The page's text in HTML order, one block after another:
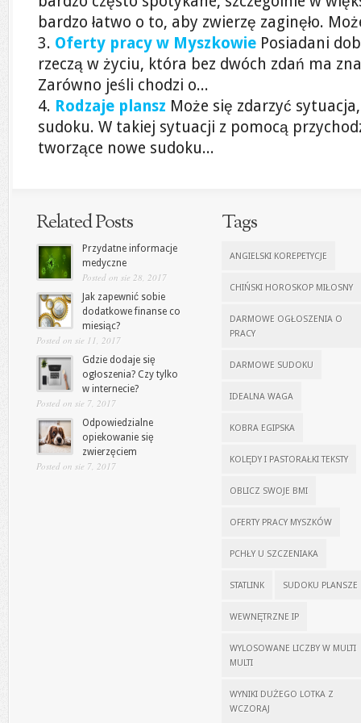
bardzo łatwo o to, aby zwierzę zaginęło.
Oferty pracy w Myszkowie Posiadani
rzeczą w życiu, która bez dwóch zdań ma
Zarówno jeśli chodzi o...
Rodzaje plansz Może się zdarzyć
sudoku. W takiej sytuacji z pomocą
tworzące nowe sudoku...
Related Posts
Przydatne informacje
medyczne
Posted on sie 28, 2017
Jak zapewnić sobie
dodatkowe finanse co
miesiąc?
Posted on sie 11, 2017
Gdzie dodaje się
ogłoszenia? Czy tylko
w internecie?
Posted on sie 7, 2017
Odpowiedzialne
opiekowanie się
zwierzęciem
Posted on sie 7, 2017
Tags
ANGIELSKI KOREPETYCJE
CHIŃSKI HOROSKOP MIŁOSNY
DARMOWE OGŁOSZENIA O
PRACY
DARMOWE SUDOKU
IDEALNA WAGA
KOBRA EGIPSKA
KOLĘDY I PASTORAŁKI TEKSTY
OBLICZ SWOJE BMI
OFERTY PRACY MYSZKÓW
PCHŁY U SZCZENIAKA
STATLINK SUDOKU PLANSZE
WEWNĘTRZNE IP
WYLOSOWANE LICZBY W MULTI
MULTI
WYNIKI DUŻEGO LOTKA Z
WCZORAJ